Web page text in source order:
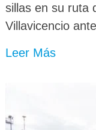
sillas en su ruta
Villavicencio
Leer Más